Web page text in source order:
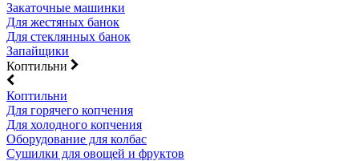
Закаточные машинки
Для жестяных банок
Для стеклянных банок
Запайщики
Коптильни
Коптильни
Для горячего копчения
Для холодного копчения
Оборудование для колбас
Сушилки для овощей и фруктов